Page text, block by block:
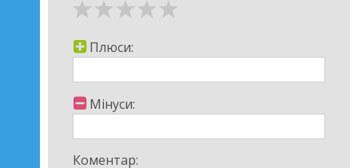
Плюси:
Мінуси:
Коментар: